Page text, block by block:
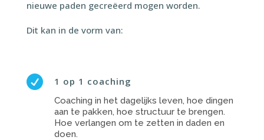
nieuwe paden gecreëerd mogen worden.
Dit kan in de vorm van:
 1 op 1 coaching
Coaching in het dagelijks leven, hoe dingen
aan te pakken, hoe structuur te brengen.
Hoe verlangen om te zetten in daden en
doen.